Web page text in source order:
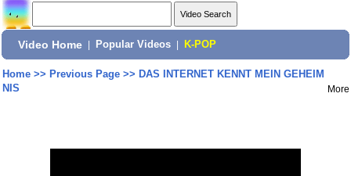
Video Home Popular Videos K-POP
Home>> Previous Page>> DAS INTERNET KENNT MEIN GEHEIM
NIS
More